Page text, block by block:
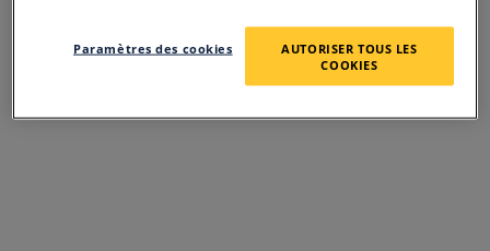
SORRY FOR THE
INCONVENIENCE
UNEXPECTED ERROR OCCURRED.
Paramètres des cookies
AUTORISER TOUS LES
COOKIES